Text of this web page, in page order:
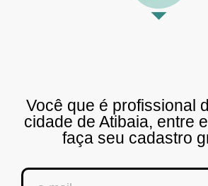
Você que é profissional
cidade de Atibaia, entre
faça seu cadastro